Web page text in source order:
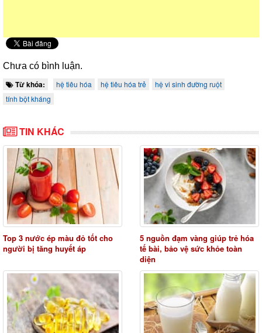
Chưa có bình luận.
Từ khóa: hệ tiêu hóa hệ tiêu hóa trẻ
hệ vi sinh đường ruột
tính bột kháng
TIN KHÁC
Top 3 nước ép màu đỏ tốt cho
người bị tăng huyết áp
5 nguồn đạm vàng giúp trẻ hóa
tế bài, bảo vệ sức khỏe toàn
diện